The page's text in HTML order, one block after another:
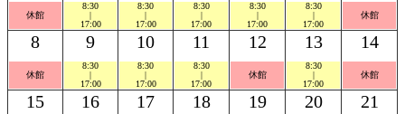
休館
8:30
|
17:00
8:30
|
17:00
8:30
|
17:00
8:30
|
17:00
8:30
|
17:00
休館
8
休館
9
8:30
|
17:00
10
8:30
|
17:00
11
8:30
|
17:00
12
休館
13
8:30
|
17:00
14
休館
15 16 17 18 19 20 21